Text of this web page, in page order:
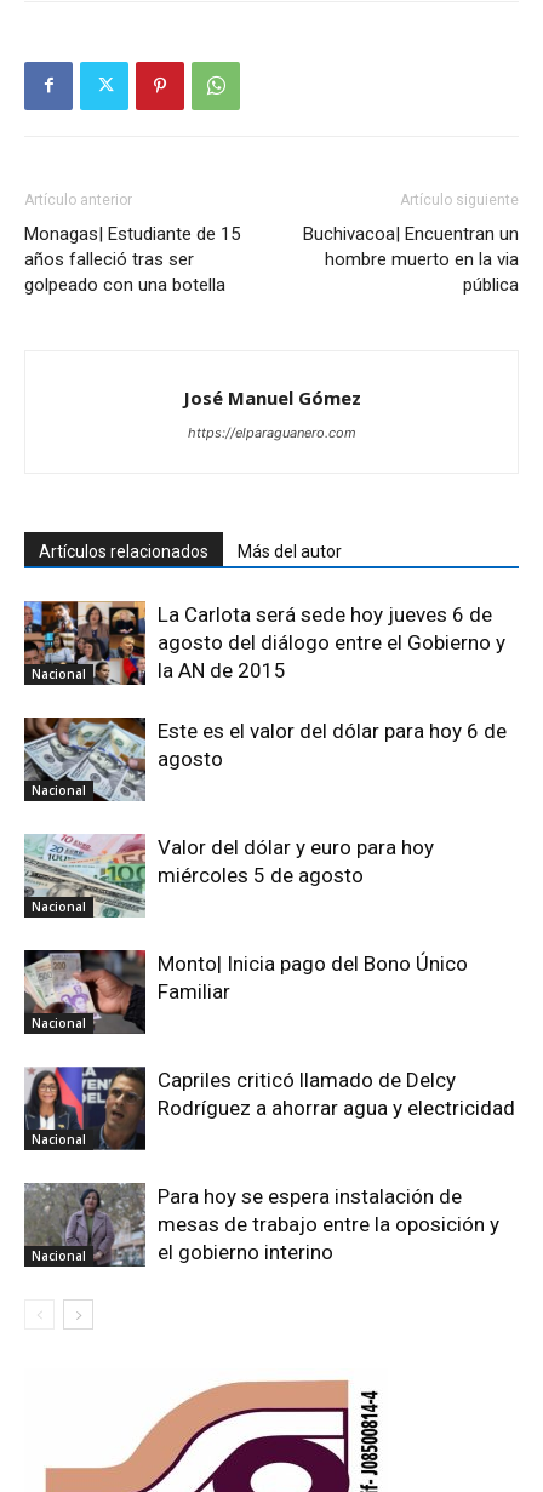
Artículo anterior
Monagas| Estudiante de 15
años falleció tras ser
golpeado con una botella
Artículo siguiente
Buchivacoa| Encuentran un
hombre muerto en la via
pública
José Manuel Gómez
https://elparaguanero.com
Artículos relacionados Más del autor
Nacional
La Carlota será sede hoy jueves 6 de
agosto del diálogo entre el Gobierno y
la AN de 2015
Nacional
Este es el valor del dólar para hoy 6 de
agosto
Nacional
Valor del dólar y euro para hoy
miércoles 5 de agosto
Nacional
Monto| Inicia pago del Bono Único
Familiar
Nacional
Capriles criticó llamado de Delcy
Rodríguez a ahorrar agua y electricidad
Nacional
Para hoy se espera instalación de
mesas de trabajo entre la oposición y
el gobierno interino